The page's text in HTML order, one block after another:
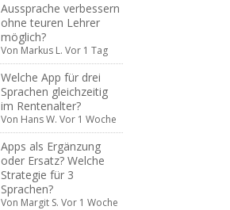
Aussprache verbessern
ohne teuren Lehrer
möglich?
Von Markus L. Vor 1 Tag
Welche App für drei
Sprachen gleichzeitig
im Rentenalter?
Von Hans W. Vor 1 Woche
Apps als Ergänzung
oder Ersatz? Welche
Strategie für 3
Sprachen?
Von Margit S. Vor 1 Woche